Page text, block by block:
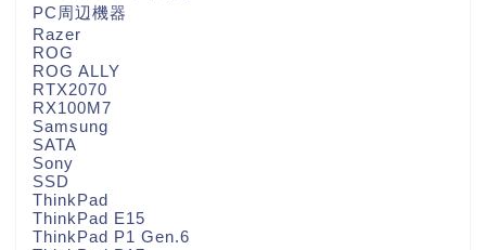
PC周辺機器
Razer
ROG
ROG ALLY
RTX2070
RX100M7
Samsung
SATA
Sony
SSD
ThinkPad
ThinkPad E15
ThinkPad P1 Gen.6